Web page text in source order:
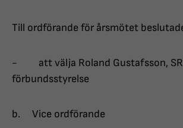
Till ordförande för årsmötet
- att välja Roland Gustafsson,
förbundsstyrelse
b. Vice ordförande